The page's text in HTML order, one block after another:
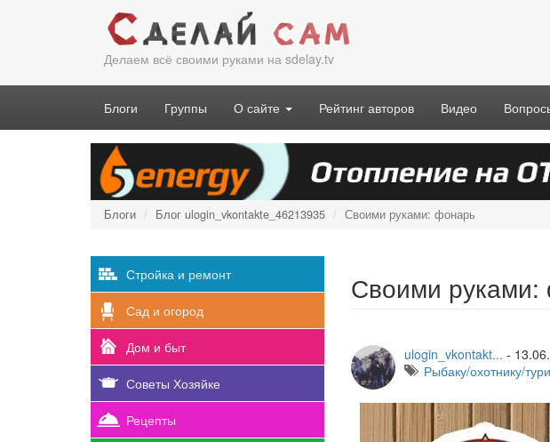
Делаем всё своими руками на sdelay.tv
Блоги Группы О сайте Рейтинг авторов Видео
Блоги Блог ulogin_vkontakte_46213935 Своими руками: фонарь
Стройка и ремонт
Сад и огород
Дом и быт
Советы Хозяйке
Рецепты
Своими руками:
ulogin_vkontakt... -
Рыбаку/охотнику/